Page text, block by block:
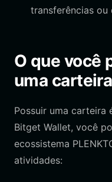
transferências ou
O que você
uma
Possuir uma carteira
Bitget Wallet, você
ecossistema
atividades: